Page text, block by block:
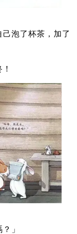
己泡了杯茶，加了
」